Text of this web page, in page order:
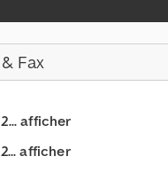
Fax
afficher
afficher